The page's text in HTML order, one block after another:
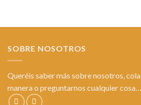
SOBRE NOSOTROS
Queréis saber más sobre nosotros,
manera o preguntarnos cualquier cosa…